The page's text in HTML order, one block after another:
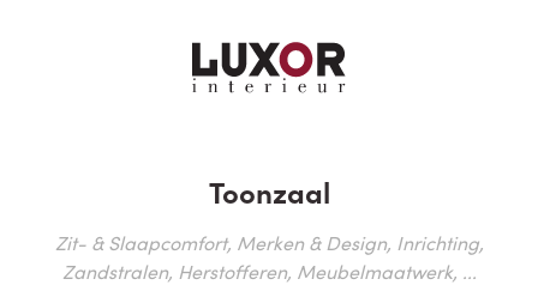
Toonzaal
Zit- & Slaapcomfort, Merken & Design, Inrichting,
Zandstralen, Herstofferen, Meubelmaatwerk, ...